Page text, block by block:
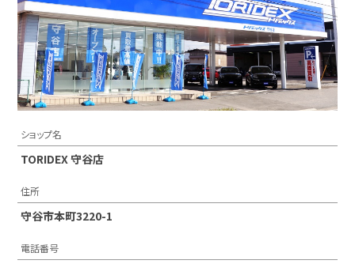
ショップ名
TORIDEX 守谷店
住所
守谷市本町3220-1
電話番号